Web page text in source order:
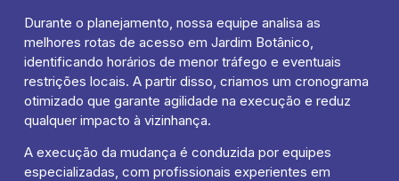
Durante o planejamento, nossa equipe analisa as
melhores rotas de acesso em Jardim Botânico,
identificando horários de menor tráfego e eventuais
restrições locais. A partir disso, criamos um cronograma
otimizado que garante agilidade na execução e reduz
qualquer impacto à vizinhança.
A execução da mudança é conduzida por equipes
especializadas, com profissionais experientes em